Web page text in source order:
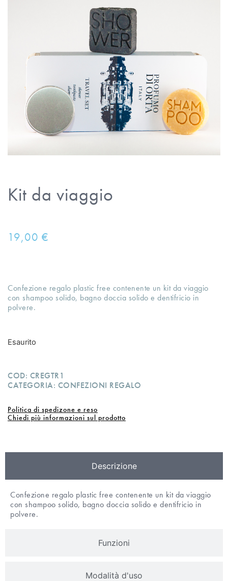
Kit da viaggio
19,00 €
Confezione regalo plastic free contenente un kit da viaggio
con shampoo solido, bagno doccia solido e dentifricio in
polvere.
Esaurito
COD: CREGTR1
CATEGORIA: CONFEZIONI REGALO
Politica di spedizone e reso
Chiedi più informazioni sul prodotto
Descrizione
Funzioni
Modalità d'uso
Confezione regalo plastic free contenente un kit da viaggio
con shampoo solido, bagno doccia solido e dentifricio in
polvere.